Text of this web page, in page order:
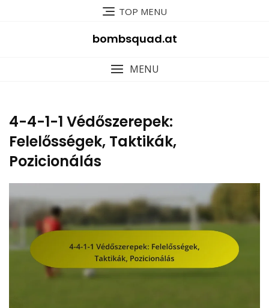
TOP MENU
bombsquad.at
MENU
4-4-1-1 Védőszerepek:
Felelősségek, Taktikák,
Pozicionálás